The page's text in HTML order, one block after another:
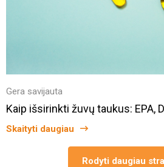
Gera savijauta
Kaip išsirinkti žuvų taukus: EPA,
Skaityti daugiau
Rodyti daugiau